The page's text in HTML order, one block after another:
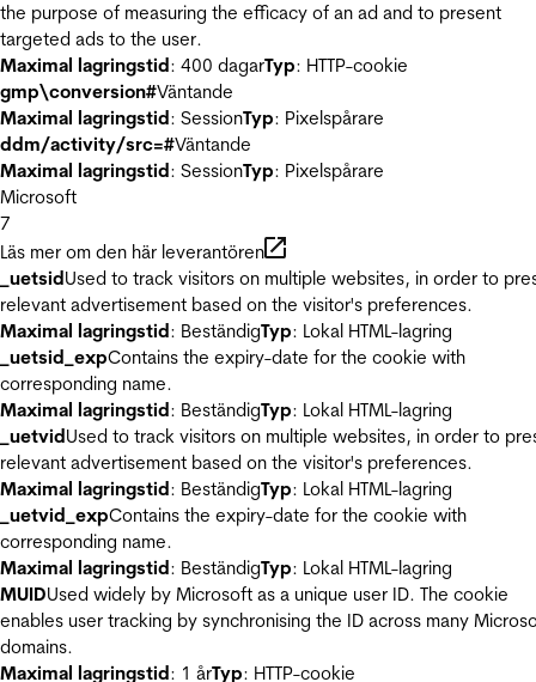
the purpose of measuring the efficacy of an ad and to present
targeted ads to the user.
Maximal lagringstid: 400 dagarTyp: HTTP-cookie
gmp\conversion#Väntande
Maximal lagringstid: SessionTyp: Pixelspårare
ddm/activity/src=#Väntande
Maximal lagringstid: SessionTyp: Pixelspårare
Microsoft
7
Läs mer om den här leverantören
_uetsidUsed to track visitors on multiple websites, in order to
relevant advertisement based on the visitor's preferences.
Maximal lagringstid: BeständigTyp: Lokal HTML-lagring
_uetsid_expContains the expiry-date for the cookie with
corresponding name.
Maximal lagringstid: BeständigTyp: Lokal HTML-lagring
_uetvidUsed to track visitors on multiple websites, in order to
relevant advertisement based on the visitor's preferences.
Maximal lagringstid: BeständigTyp: Lokal HTML-lagring
_uetvid_expContains the expiry-date for the cookie with
corresponding name.
Maximal lagringstid: BeständigTyp: Lokal HTML-lagring
MUIDUsed widely by Microsoft as a unique user ID. The cookie
enables user tracking by synchronising the ID across many
domains.
Maximal lagringstid: 1 årTyp: HTTP-cookie